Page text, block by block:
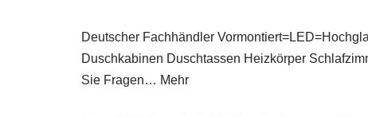
Deutscher Fachhändler
Duschkabinen Duschtassen Heizkörper
Sie Fragen… Mehr